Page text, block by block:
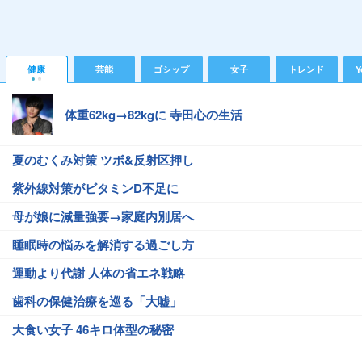
健康 芸能 ゴシップ 女子 トレンド
体重62kg→82kgに 寺田心の生活
夏のむくみ対策 ツボ&反射区押し
紫外線対策がビタミンD不足に
母が娘に減量強要→家庭内別居へ
睡眠時の悩みを解消する過ごし方
運動より代謝 人体の省エネ戦略
歯科の保健治療を巡る「大嘘」
大食い女子 46キロ体型の秘密